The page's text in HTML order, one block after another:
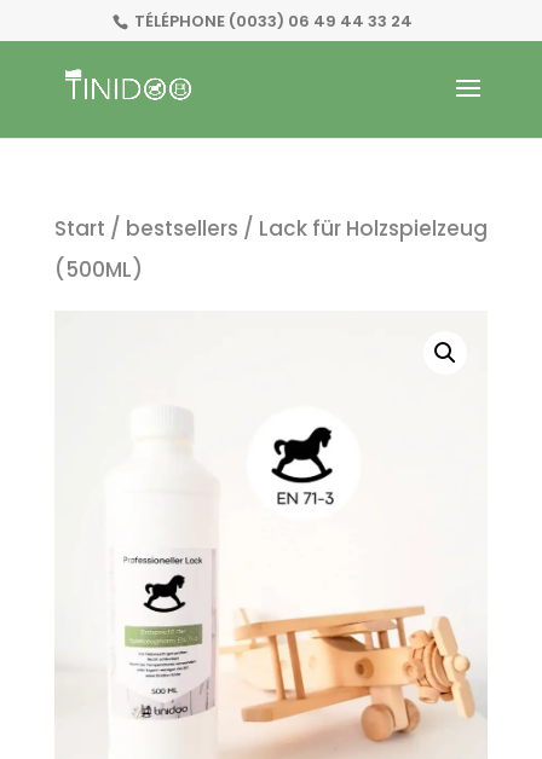
TÉLÉPHONE (0033) 06 49 44 33 24
Start / bestsellers / Lack für Holzspielzeug
(500ML)